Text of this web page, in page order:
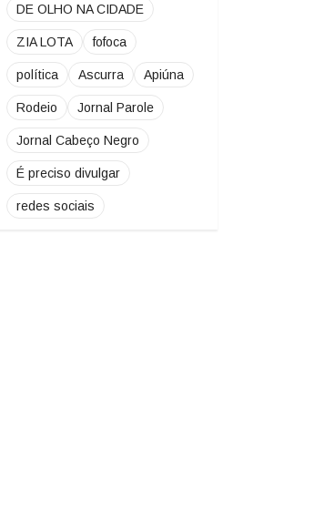
DE OLHO NA CIDADE
ZIA LOTA fofoca
política Ascurra Apiúna
Rodeio Jornal Parole
Jornal Cabeço Negro
É preciso divulgar
redes sociais